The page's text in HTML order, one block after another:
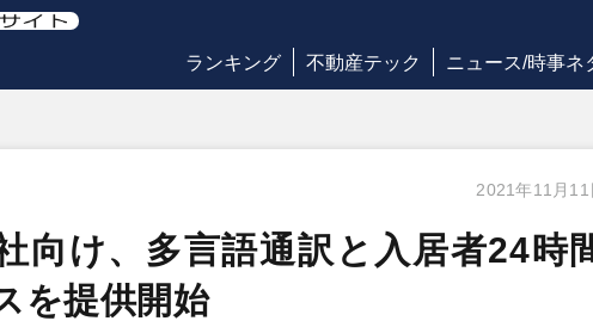
ランキング 不動産テック ニュース/時事ネ
2021年11月11
向け、多言語通訳と入居者24時
を提供開始